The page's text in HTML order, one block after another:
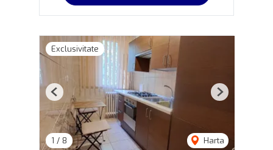
Exclusivitate
1 / 8 Harta
Previous Next